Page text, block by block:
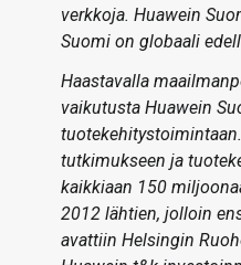
verkkoja. Huawein
Suomi on globaali
Haastavalla
vaikutusta Huawein
tutkimukseen ja
kaikkiaan 150
2012 lähtien, jolloin
avattiin Helsingin